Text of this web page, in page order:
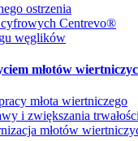
ostrzenia
Centrevo®
węglików
młotów
młota wiertniczego
i zwiększania
młotów